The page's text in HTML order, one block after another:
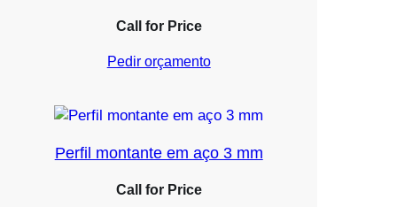
Call for Price
Pedir orçamento
Perfil montante em aço 3 mm
Call for Price